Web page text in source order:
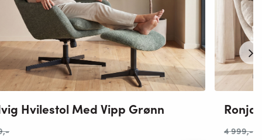
Hvilestol Med Vipp Grønn
,-
Ronja
4 999,-